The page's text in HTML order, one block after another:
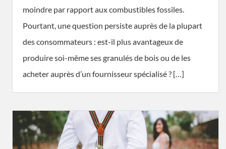
moindre par rapport aux combustibles fossiles.
Pourtant, une question persiste auprès de la plupart
des consommateurs : est-il plus avantageux de
produire soi-même ses granulés de bois ou de les
acheter auprès d’un fournisseur spécialisé ? […]